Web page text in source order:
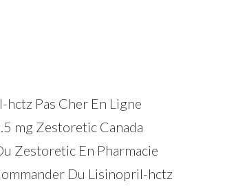
Pas Cher En Ligne
mg Zestoretic Canada
Zestoretic En Pharmacie
Du Lisinopril-hctz